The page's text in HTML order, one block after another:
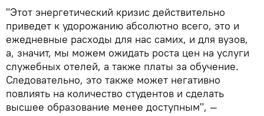
"Этот энергетический кризис действительно
приведет к удорожанию абсолютно всего, это и
ежедневные расходы для нас самих, и для вузов,
а, значит, мы можем ожидать роста цен на услуги
служебных отелей, а также платы за обучение.
Следовательно, это также может негативно
повлиять на количество студентов и сделать
высшее образование менее доступным", —